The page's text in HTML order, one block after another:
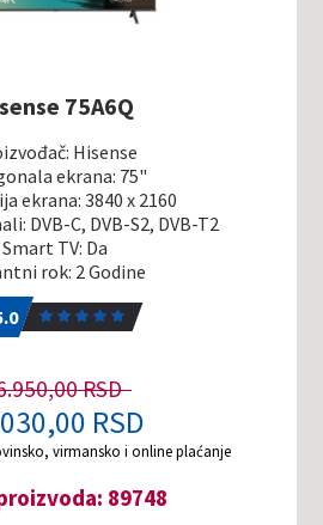
75A6Q
Hisense
ekrana: 75"
ekrana: 3840 x 2160
DVB-C, DVB-S2, DVB-T2
Smart TV: Da
rok: 2 Godine
RSD
RSD
virmansko i online plaćanje
89748